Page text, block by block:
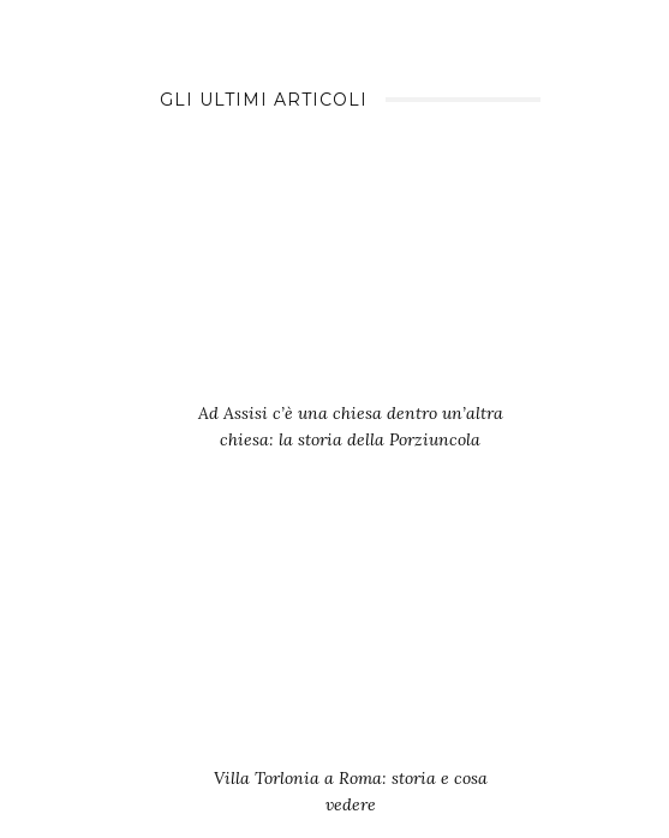
GLI ULTIMI ARTICOLI
Ad Assisi c’è una chiesa dentro un’altra
chiesa: la storia della Porziuncola
Villa Torlonia a Roma: storia e cosa
vedere